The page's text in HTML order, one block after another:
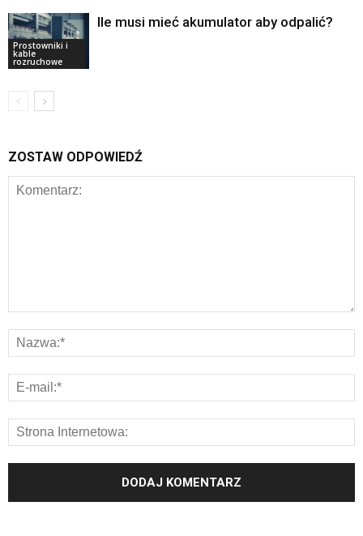
Prostowniki i
kable
rozruchowe
Ile musi mieć akumulator aby odpalić?
ZOSTAW ODPOWIEDŹ